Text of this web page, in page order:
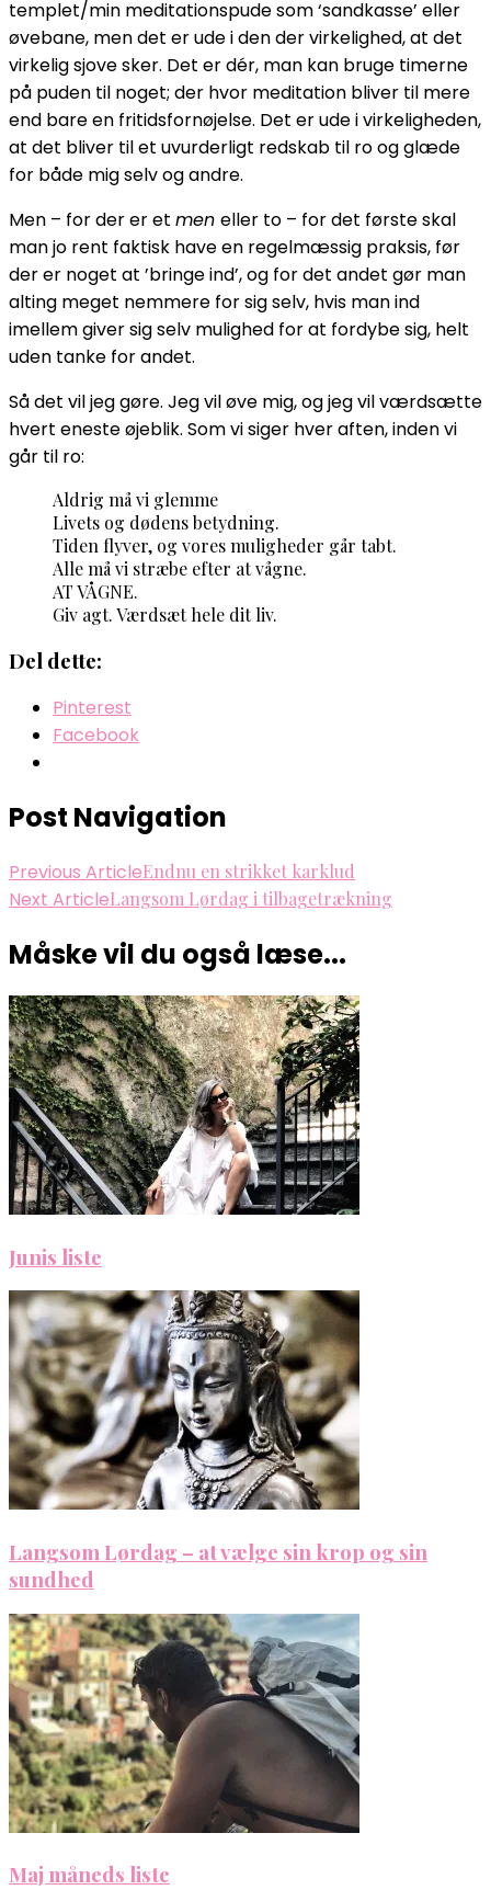
templet/min meditationspude som ‘sandkasse’ eller
øvebane, men det er ude i den der virkelighed, at det
virkelig sjove sker. Det er dér, man kan bruge timerne
på puden til noget; der hvor meditation bliver til mere
end bare en fritidsfornøjelse. Det er ude i virkeligheden,
at det bliver til et uvurderligt redskab til ro og glæde
for både mig selv og andre.
Men – for der er et men eller to – for det første skal
man jo rent faktisk have en regelmæssig praksis, før
der er noget at ’bringe ind’, og for det andet gør man
alting meget nemmere for sig selv, hvis man ind
imellem giver sig selv mulighed for at fordybe sig, helt
uden tanke for andet.
Så det vil jeg gøre. Jeg vil øve mig, og jeg vil værdsætte
hvert eneste øjeblik. Som vi siger hver aften, inden vi
går til ro:
Aldrig må vi glemme
Livets og dødens betydning.
Tiden flyver, og vores muligheder går tabt.
Alle må vi stræbe efter at vågne.
AT VÅGNE.
Giv agt. Værdsæt hele dit liv.
Del dette:
Pinterest
Facebook
Post Navigation
Previous ArticleEndnu en strikket karklud
Next ArticleLangsom Lørdag i tilbagetrækning
Måske vil du også læse...
Junis liste
Langsom Lørdag – at vælge sin krop og sin
sundhed
Maj måneds liste